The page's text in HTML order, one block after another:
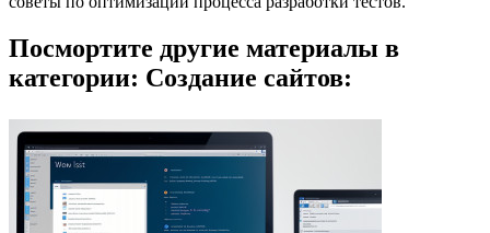
Посмортите другие материалы в
категории: Создание сайтов: